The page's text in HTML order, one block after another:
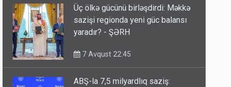
Üç ölkə gücünü birləşdirdi: Məkkə
sazişi regionda yeni güc balansı
yaradır? - ŞƏRH
7 Avqust 22:45
ABŞ-la 7,5 milyardlıq saziş: